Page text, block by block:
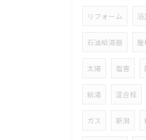
リフォーム 浴
石油給湯器 屋
太陽 塩害
給湯 混合栓
ガス 新潟